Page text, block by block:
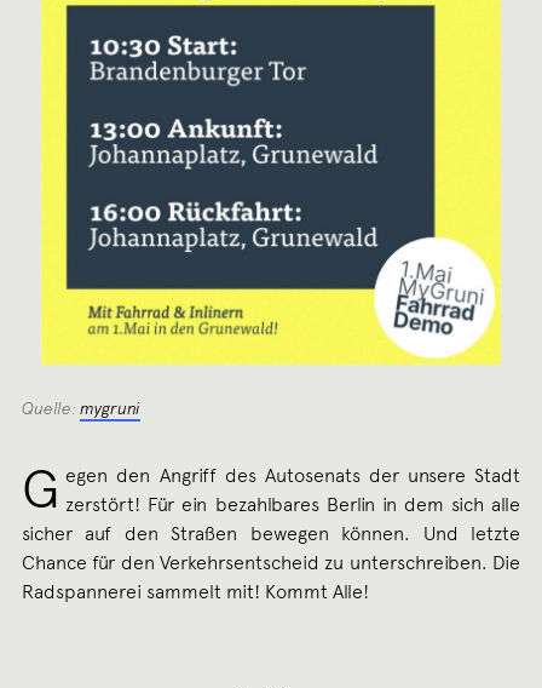
Quelle: mygruni
G egen den Angriff des Autosenats der unsere Stadt
zerstört! Für ein bezahlbares Berlin in dem sich alle
sicher auf den Straßen bewegen können. Und letzte
Chance für den Verkehrsentscheid zu unterschreiben. Die
Radspannerei sammelt mit! Kommt Alle!